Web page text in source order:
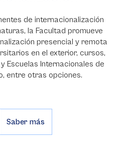
de internacionalización
la Facultad promueve
presencial y remota
en el exterior, cursos,
Escuelas Internacionales de
entre otras opciones.
Saber más